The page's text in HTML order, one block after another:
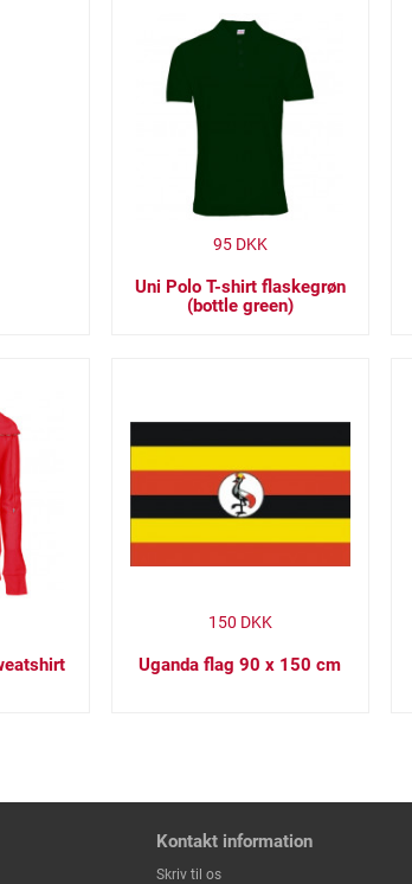
Uni Polo T-shirt flaskegrøn
(bottle green)
95DKK
Uganda flag 90 x 150 cm
150 DKK
Kontakt information
Skriv til os